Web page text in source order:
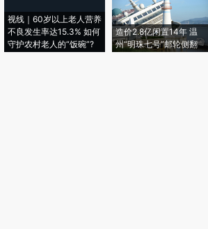
视线｜60岁以上老人营养
不良发生率达15.3% 如何
守护农村老人的“饭碗”?
造价2.8亿闲置14年 温
州“明珠七号”邮轮侧翻